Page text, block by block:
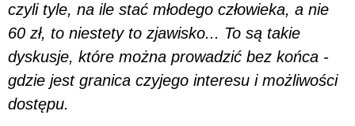
czyli tyle, na ile stać młodego człowieka, a nie
60 zł, to niestety to zjawisko... To są takie
dyskusje, które można prowadzić bez końca -
gdzie jest granica czyjego interesu i możliwości
dostępu.